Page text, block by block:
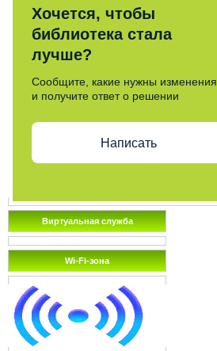
Хочется, чтобы
библиотека стала
лучше?
Сообщите, какие нужны изменения
и получите ответ о решении
Написать
Виртуальная служба
Wi-Fi-зона